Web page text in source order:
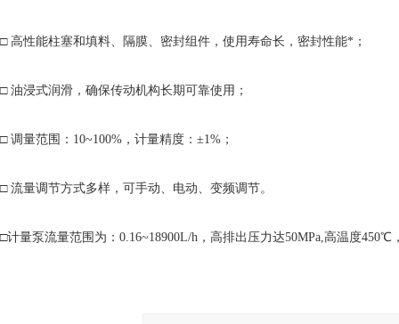
□ 高性能柱塞和填料、隔膜、密封组件，使用寿命长，密封性能*；
□ 油浸式润滑，确保传动机构长期可靠使用；
□ 调量范围：10~100%，计量精度：±1%；
□ 流量调节方式多样，可手动、电动、变频调节。
□计量泵流量范围为：0.16~18900L/h，高排出压力达50MPa,高温度450℃